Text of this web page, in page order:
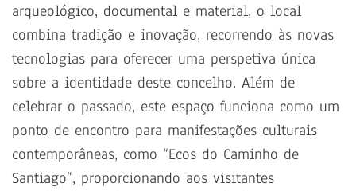
arqueológico, documental e material, o local
combina tradição e inovação, recorrendo às novas
tecnologias para oferecer uma perspetiva única
sobre a identidade deste concelho. Além de
celebrar o passado, este espaço funciona como um
ponto de encontro para manifestações culturais
contemporâneas, como “Ecos do Caminho de
Santiago”, proporcionando aos visitantes